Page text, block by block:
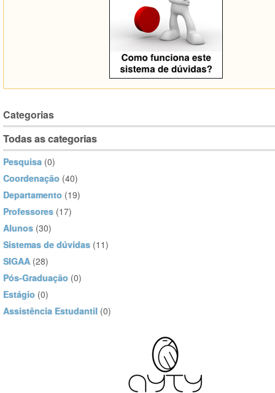
Categorias
Todas as categorias
Pesquisa (0)
Coordenação (40)
Departamento (19)
Professores (17)
Alunos (30)
Sistemas de dúvidas (11)
SIGAA (28)
Pós-Graduação (0)
Estágio (0)
Assistência Estudantil (0)